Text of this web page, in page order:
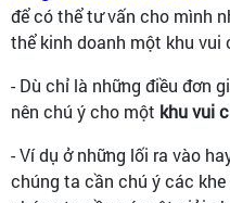
để có thể tư vấn cho mình
thể kinh doanh một khu vui
- Dù chỉ là những điều đơn
nên chú ý cho một khu vui
- Ví dụ ở những lối ra vào
chúng ta cần chú ý các